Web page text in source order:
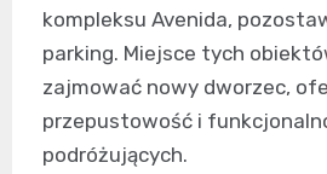
kompleksu Avenida,
parking. Miejsce tych
zajmować nowy dworzec,
przepustowość i
podróżujących.